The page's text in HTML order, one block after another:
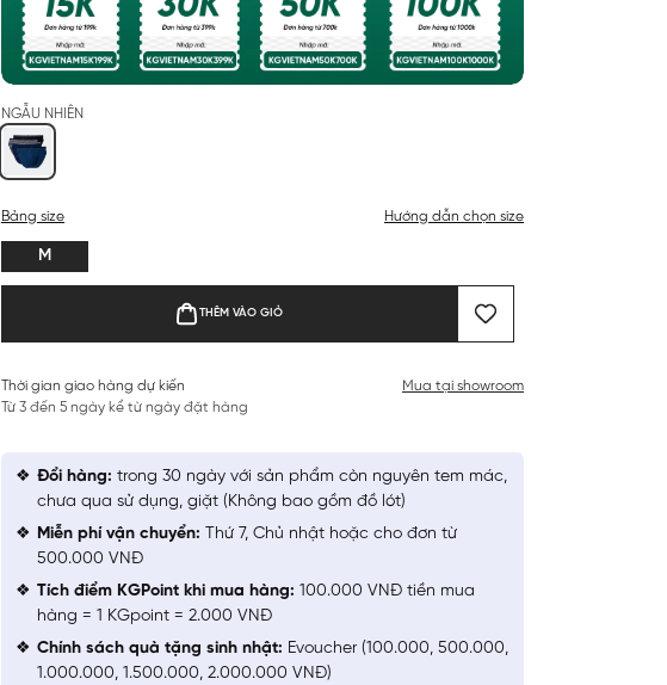
NGẪU NHIÊN
Bảng size Hướng dẫn chọn size
M
THÊM VÀO GIỎ
Thời gian giao hàng dự kiến
Từ 3 đến 5 ngày kể từ ngày đặt hàng
Mua tại showroom
Đổi hàng: trong 30 ngày với sản phẩm còn nguyên tem mác,
chưa qua sử dụng, giặt (Không bao gồm đồ lót)
Miễn phí vận chuyển: Thứ 7, Chủ nhật hoặc cho đơn từ
500.000 VNĐ
Tích điểm KGPoint khi mua hàng: 100.000 VNĐ tiền mua
hàng = 1 KGpoint = 2.000 VNĐ
Chính sách quà tặng sinh nhật: Evoucher (100.000, 500.000,
1.000.000, 1.500.000, 2.000.000 VNĐ)